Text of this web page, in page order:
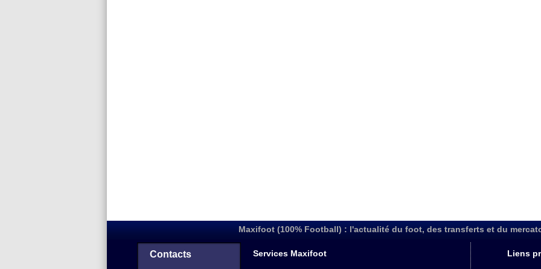
Maxifoot (100% Football) : l'actualité du foot, des transferts et du
Contacts Services Maxifoot Liens